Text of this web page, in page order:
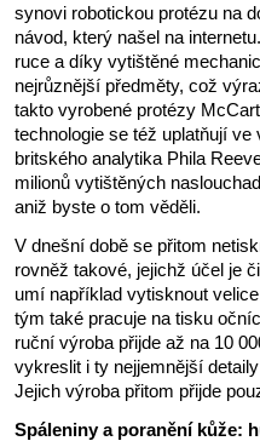
synovi robotickou protézu na
návod, který našel na
ruce a díky vytištěné
nejrůznější předměty, což
takto vyrobené protézy
technologie se též uplatňují ve
britského analytika Phila
milionů vytištěných
aniž byste o tom věděli.
V dnešní době se přitom
rovněž takové, jejichž účel je
umí například vytisknout
tým také pracuje na tisku
ruční výroba přijde až na 10
vykreslit i ty nejjemnější
Jejich výroba přitom přijde
Spáleniny a poranění kůže: